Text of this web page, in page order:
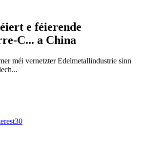
e féierende
C... a China
méi vernetzter Edelmetallindustrie sinn